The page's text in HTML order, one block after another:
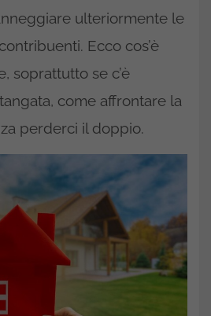
ulteriormente le
Ecco cos’è
soprattutto se c’è
come affrontare la
perderci il doppio.